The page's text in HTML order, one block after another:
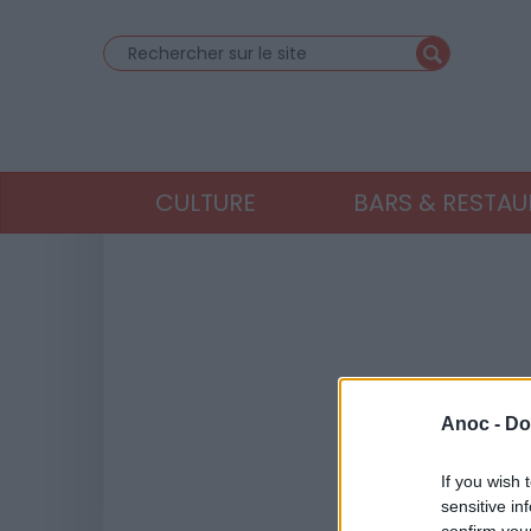
Anoc -
If you wish
sensitive
CULTURE BARS &